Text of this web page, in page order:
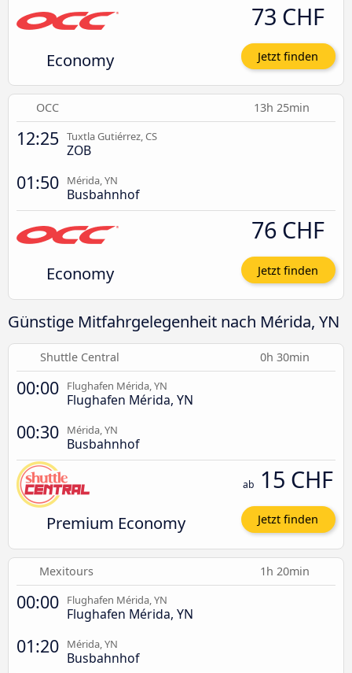
Economy
73 CHF
Jetzt finden
OCC 13h 25min
12:25 Tuxtla Gutiérrez, CS
ZOB
01:50 Mérida, YN
Busbahnhof
Economy
76 CHF
Jetzt finden
Günstige Mitfahrgelegenheit nach Mérida, YN
Shuttle Central 0h 30min
00:00 Flughafen Mérida, YN
Flughafen Mérida, YN
00:30 Mérida, YN
Busbahnhof
Premium Economy
ab 15 CHF
Jetzt finden
Mexitours 1h 20min
00:00 Flughafen Mérida, YN
Flughafen Mérida, YN
01:20 Mérida, YN
Busbahnhof